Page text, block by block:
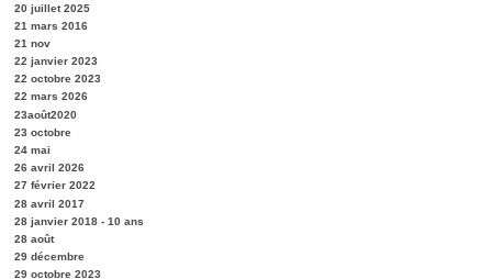
20 juillet 2025
21 mars 2016
21 nov
22 janvier 2023
22 octobre 2023
22 mars 2026
23août2020
23 octobre
24 mai
26 avril 2026
27 février 2022
28 avril 2017
28 janvier 2018 - 10 ans
28 août
29 décembre
29 octobre 2023